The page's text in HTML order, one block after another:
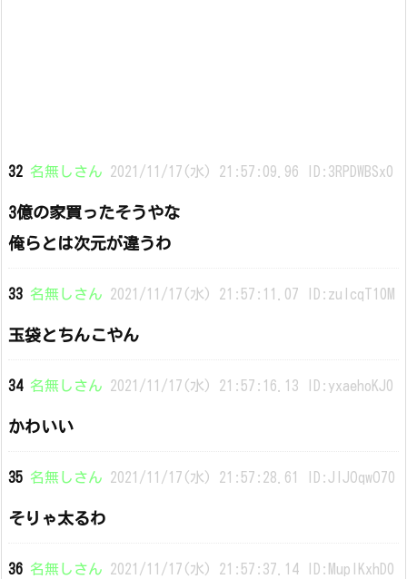
32 名無しさん 2021/11/17(水) 21:57:09.96 ID:3RPDWBSx0
3億の家買ったそうやな
俺らとは次元が違うわ
33 名無しさん 2021/11/17(水) 21:57:11.07 ID:zuIcqT10M
玉袋とちんこやん
34 名無しさん 2021/11/17(水) 21:57:16.13 ID:yxaehoKJ0
かわいい
35 名無しさん 2021/11/17(水) 21:57:28.61 ID:JIJOqwO70
そりゃ太るわ
36 名無しさん 2021/11/17(水) 21:57:37.14 ID:MupIKxhD0